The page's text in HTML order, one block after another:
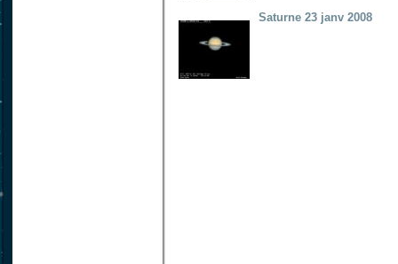
Saturne 23 janv 2008